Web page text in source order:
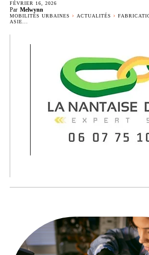
FÉVRIER 16, 2026
Par Melwynn
MOBILITÉS URBAINES ACTUALITÉS
ASIE...